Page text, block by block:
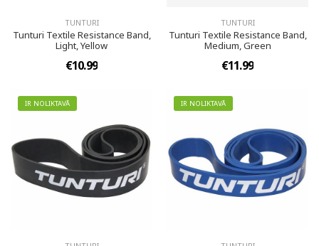
TUNTURI
Tunturi Textile Resistance Band,
Light, Yellow
€10.99
TUNTURI
Tunturi Textile Resistance Band,
Medium, Green
€11.99
IR NOLIKTAVĀ IR NOLIKTAVĀ